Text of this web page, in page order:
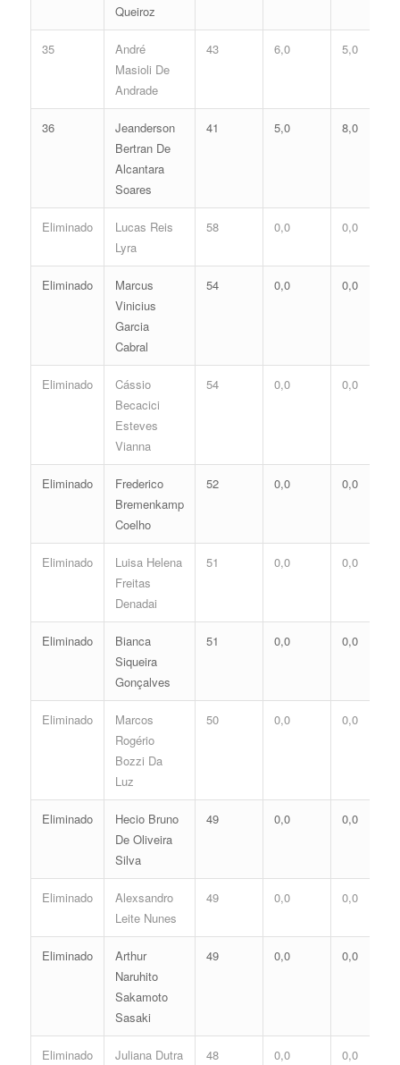
Queiroz
35
André
Masioli De
Andrade
43 6,0 5,0
36
Jeanderson
Bertran De
Alcantara
Soares
41 5,0 8,0
Eliminado
Lucas Reis
Lyra
58 0,0 0,0
Eliminado
Marcus
Vinicius
Garcia
Cabral
54 0,0 0,0
Eliminado
Cássio
Becacici
Esteves
Vianna
54 0,0 0,0
Eliminado
Frederico
Bremenkamp
Coelho
52 0,0 0,0
Eliminado
Luisa Helena
Freitas
Denadai
51 0,0 0,0
Eliminado
Bianca
Siqueira
Gonçalves
51 0,0 0,0
Eliminado
Marcos
Rogério
Bozzi Da
Luz
50 0,0 0,0
Eliminado
Hecio Bruno
De Oliveira
Silva
49 0,0 0,0
Eliminado
Alexsandro
Leite Nunes
49 0,0 0,0
Eliminado
Arthur
Naruhito
Sakamoto
Sasaki
49 0,0 0,0
Eliminado Juliana Dutra 48 0,0 0,0